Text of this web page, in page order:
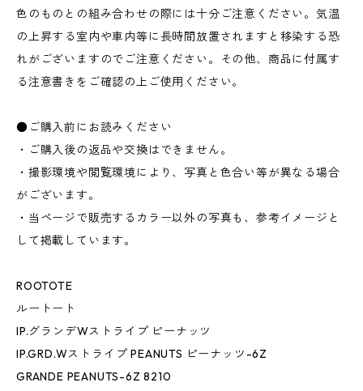
色のものとの組み合わせの際には十分ご注意ください。気温
の上昇する室内や車内等に長時間放置されますと移染する恐
れがございますのでご注意ください。その他、商品に付属す
る注意書きをご確認の上ご使用ください。
●ご購入前にお読みください
・ご購入後の返品や交換はできません。
・撮影環境や閲覧環境により、写真と色合い等が異なる場合
がございます。
・当ページで販売するカラー以外の写真も、参考イメージと
して掲載しています。
ROOTOTE
ルートート
IP.グランデWストライプ ピーナッツ
IP.GRD.Wストライプ PEANUTS ピーナッツ-6Z
GRANDE PEANUTS-6Z 8210